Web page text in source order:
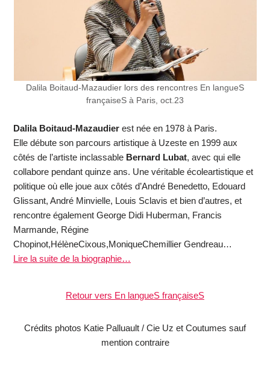
Dalila Boitaud-Mazaudier lors des rencontres En langueS
françaiseS à Paris, oct.23
Dalila Boitaud-Mazaudierest née en 1978 à Paris.
Elle débute son parcours artistique à Uzeste en 1999 aux
côtés de l’artiste inclassable Bernard Lubat, avec qui elle
collabore pendant quinze ans. Une véritable écoleartistique et
politique où elle joue aux côtés d’André Benedetto, Edouard
Glissant, André Minvielle, Louis Sclavis et bien d’autres, et
rencontre également George Didi Huberman, Francis
Marmande, Régine
Chopinot,HélèneCixous,MoniqueChemillier Gendreau…
Lire la suite de la biographie…
Retour vers En langueS françaiseS
Crédits photos Katie Palluault / Cie Uz et Coutumes sauf
mention contraire